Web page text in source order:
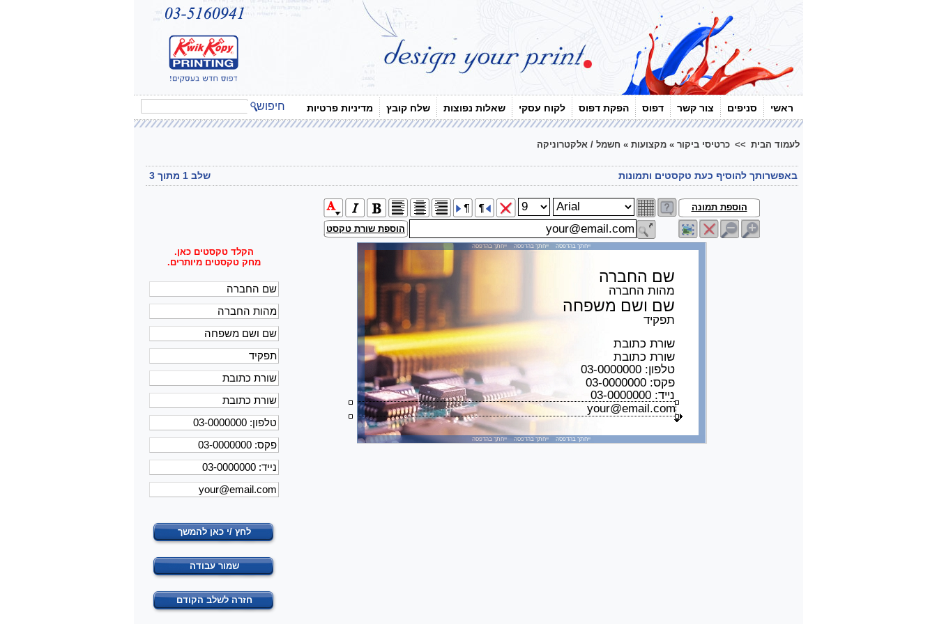
חיפוש ראשי סניפים צור קשר דפוס הפקת דפוס לקוח עסקי שאלות נפוצות שלח קובץ מדיניות פרטיות
לעמוד הבית >> כרטיסי ביקור » מקצועות » חשמל / אלקטרוניקה
באפשרותך להוסיף כעת טקסטים ותמונות שלב 1 מתוך 3
הוספת תמונה
הוספת שורת טקסט
שם החברה
מהות החברה
שם ושם משפחה
תפקיד
שורת כתובת
שורת כתובת
טלפון: 03-0000000
פקס: 03-0000000
נייד: 03-0000000
your@email.com
ייחתך בהדפסה ייחתך בהדפסה ייחתך בהדפסה
ייחתך בהדפסה ייחתך בהדפסה ייחתך בהדפסה
הקלד טקסטים כאן.
מחק טקסטים מיותרים.
לחץ /י כאן להמשך
שמור עבודה
חזרה לשלב הקודם